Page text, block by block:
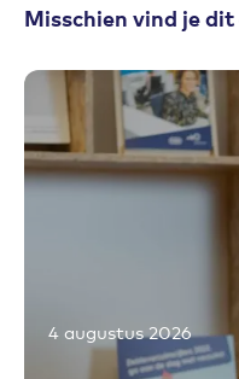
Misschien vind je
Toevoegen aan
4 augustus 2026